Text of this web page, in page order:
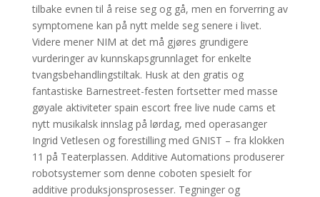
tilbake evnen til å reise seg og gå, men en forverring av
symptomene kan på nytt melde seg senere i livet.
Videre mener NIM at det må gjøres grundigere
vurderinger av kunnskapsgrunnlaget for enkelte
tvangsbehandlingstiltak. Husk at den gratis og
fantastiske Barnestreet-festen fortsetter med masse
gøyale aktiviteter spain escort free live nude cams et
nytt musikalsk innslag på lørdag, med operasanger
Ingrid Vetlesen og forestilling med GNIST – fra klokken
11 på Teaterplassen. Additive Automations produserer
robotsystemer som denne coboten spesielt for
additive produksjonsprosesser. Tegninger og